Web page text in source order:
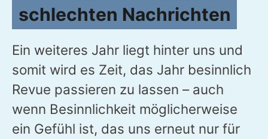
schlechten Nachrichten
Ein weiteres Jahr liegt hinter uns und
somit wird es Zeit, das Jahr besinnlich
Revue passieren zu lassen – auch
wenn Besinnlichkeit möglicherweise
ein Gefühl ist, das uns erneut nur für